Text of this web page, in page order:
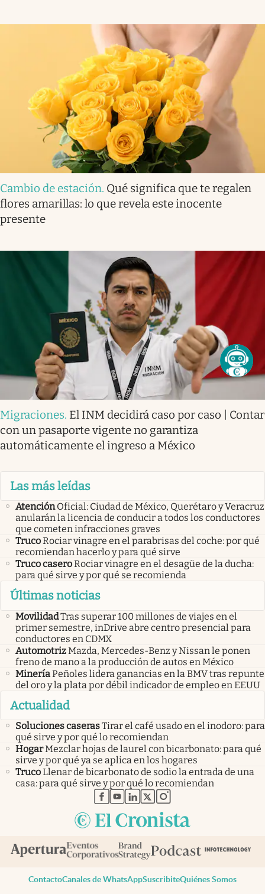
Cambio de estación. Qué significa que te regalen
flores amarillas: lo que revela este inocente
presente
Migraciones. El INM decidirá caso por caso | Contar
con un pasaporte vigente no garantiza
automáticamente el ingreso a México
Las más leídas
Atención Oficial: Ciudad de México, Querétaro y Veracruz
anularán la licencia de conducir a todos los conductores
que cometen infracciones graves
TrucoRociar vinagre en el parabrisas del coche: por qué
recomiendan hacerlo y para qué sirve
Truco caseroRociar vinagre en el desagüe de la ducha:
para qué sirve y por qué se recomienda
Últimas noticias
MovilidadTras superar 100 millones de viajes en el
primer semestre, inDrive abre centro presencial para
conductores en CDMX
AutomotrizMazda, Mercedes-Benz y Nissan le ponen
freno de mano a la producción de autos en México
MineríaPeñoles lidera ganancias en la BMV tras repunte
del oro y la plata por débil indicador de empleo en EEUU
Actualidad
Soluciones caserasTirar el café usado en el inodoro: para
qué sirve y por qué lo recomiendan
HogarMezclar hojas de laurel con bicarbonato: para qué
sirve y por qué ya se aplica en los hogares
TrucoLlenar de bicarbonato de sodio la entrada de una
casa: para qué sirve y por qué lo recomiendan
abre en nueva pestaña
abre en nueva pestaña
abre en nueva pestaña
abre en nueva pestaña
abre en nueva pestaña
ContactoCanales de WhatsAppSuscribiteQuiénes Somos